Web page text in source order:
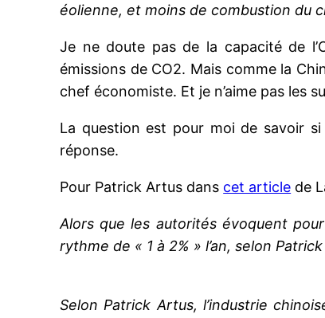
éolienne, et moins de combustion du
Je ne doute pas de la capacité de
émissions de CO2. Mais comme la
chef économiste. Et je n’aime pas les
La question est pour moi de savoir
réponse.
Pour Patrick Artus dans cet article de
Alors que les autorités évoquent
rythme de « 1 à 2% » l’an, selon
Selon Patrick Artus, l’industrie